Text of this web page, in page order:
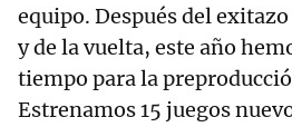
equipo. Después del
y de la vuelta, este año
tiempo para la
Estrenamos 15 juegos